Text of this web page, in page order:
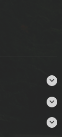


